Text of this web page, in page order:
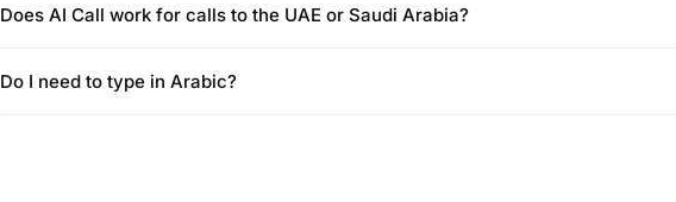
Does AI Call work for calls to the UAE or Saudi Arabia?
Do I need to type in Arabic?